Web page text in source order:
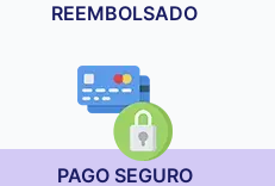
REEMBOLSADO
PAGO SEGURO